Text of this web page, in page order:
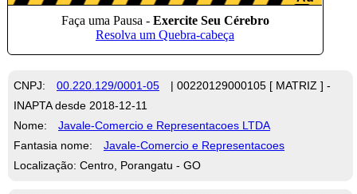
CNPJ: 00.220.129/0001-05
| 00220129000105 [ MATRIZ ] -
INAPTA desde 2018-12-11
Nome:
Javale-Comercio e Representacoes LTDA
Fantasia nome:
Javale-Comercio e Representacoes
Localização: Centro, Porangatu - GO